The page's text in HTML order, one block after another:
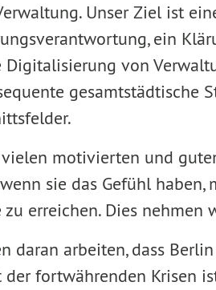
Unser Ziel ist
ein
Digitalisierung von
gesamtstädtische
motivierten und
sie das Gefühl
zu erreichen. Dies nehmen
daran arbeiten, dass
der fortwährenden Krisen